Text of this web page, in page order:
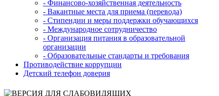
- Финансово-хозяйственная деятельность
- Вакантные места для приема (перевода)
- Стипендии и меры поддержки обучающихся
- Международное сотрудничество
- Организация питания в образовательной
организации
- Образовательные стандарты и требования
Противодействие коррупции
Детский телефон доверия